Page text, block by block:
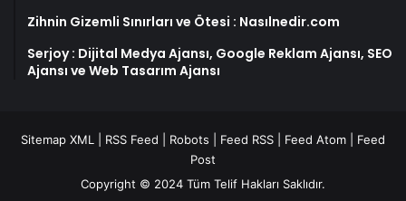
Zihnin Gizemli Sınırları ve Ötesi : Nasılnedir.com
Serjoy : Dijital Medya Ajansı, Google Reklam Ajansı, SEO
Ajansı ve Web Tasarım Ajansı
Sitemap XML RSS Feed Robots Feed RSS Feed Atom
Feed
Post
Copyright © 2024 Tüm Telif Hakları Saklıdır.